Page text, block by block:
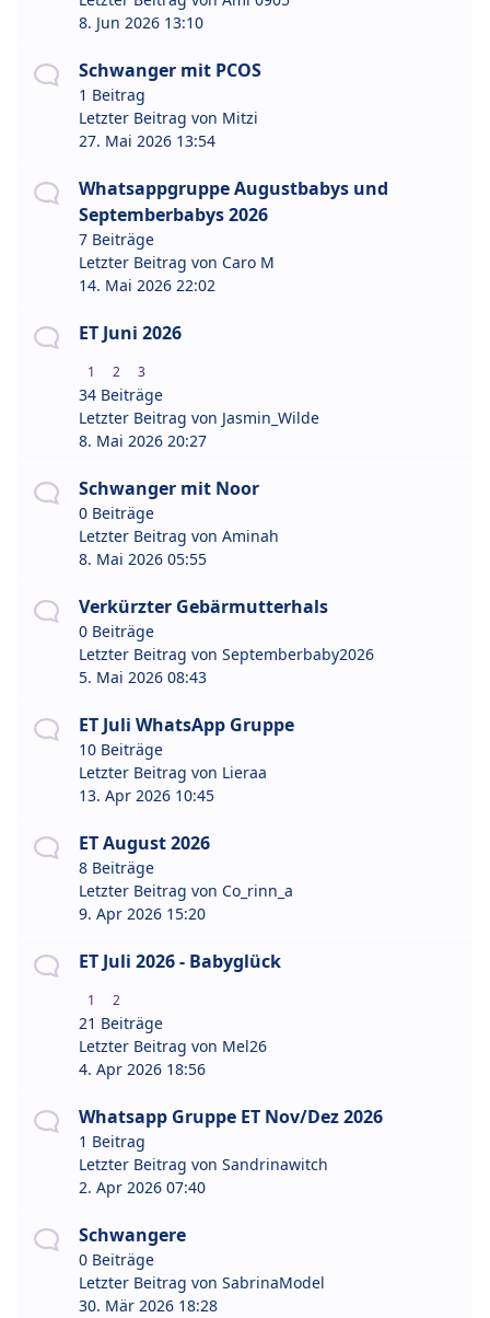
8. Jun 2026 13:10
Schwanger mit PCOS
1 Beitrag
Letzter Beitrag von Mitzi
27. Mai 2026 13:54
Whatsappgruppe Augustbabys und
Septemberbabys 2026
7 Beiträge
Letzter Beitrag von Caro M
14. Mai 2026 22:02
ET Juni 2026
1 2 3
34 Beiträge
Letzter Beitrag von Jasmin_Wilde
8. Mai 2026 20:27
Schwanger mit Noor
0 Beiträge
Letzter Beitrag von Aminah
8. Mai 2026 05:55
Verkürzter Gebärmutterhals
0 Beiträge
Letzter Beitrag von Septemberbaby2026
5. Mai 2026 08:43
ET Juli WhatsApp Gruppe
10 Beiträge
Letzter Beitrag von Lieraa
13. Apr 2026 10:45
ET August 2026
8 Beiträge
Letzter Beitrag von Co_rinn_a
9. Apr 2026 15:20
ET Juli 2026 - Babyglück
1 2
21 Beiträge
Letzter Beitrag von Mel26
4. Apr 2026 18:56
Whatsapp Gruppe ET Nov/Dez 2026
1 Beitrag
Letzter Beitrag von Sandrinawitch
2. Apr 2026 07:40
Schwangere
0 Beiträge
Letzter Beitrag von SabrinaModel
30. Mär 2026 18:28